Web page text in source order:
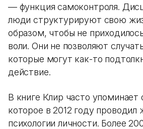
— функция самоконтроля.
люди структурируют свою
образом, чтобы не
воли. Они не позволяют
которые могут как-то
действие.
В книге Клир часто упоминает
которое в 2012 году проводил
психологии личности. Более